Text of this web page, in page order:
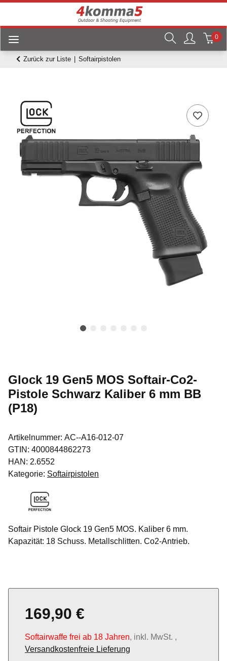
0
Zurück zur Liste Softairpistolen
Glock 19 Gen5 MOS Softair-Co2-
Pistole Schwarz Kaliber 6 mm BB
(P18)
Artikelnummer: AC--A16-012-07
GTIN: 4000844862273
HAN: 2.6552
Kategorie: Softairpistolen
Softair Pistole Glock 19 Gen5 MOS. Kaliber 6 mm.
Kapazität: 18 Schuss. Metallschlitten. Co2-Antrieb.
169,90 €
Softairwaffe frei ab 18 Jahren, inkl. MwSt. ,
Versandkostenfreie Lieferung